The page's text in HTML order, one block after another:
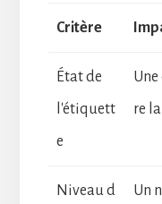
Critère
État de
l'étiquett
e
re
Niveau d
Un